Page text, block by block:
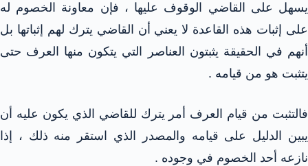
يسهل على القاضي الوقوف عليها ، فإن معاونة الخصوم له
على إثبات هذه القاعدة لا يعني أن القاضي يترك لهم إثباتها بل
أنهم في الحقيقة يثبتون العناصر التي يتكون منها العرف حتى
يتثبت هو من قيامه .
فالتثبت من قيام العرف أمر يترك للقاضي الذي يكون عليه أن
يبين الدليل على قيامه والمصدر الذي استقر منه ذلك ، إذا
نازعه أحد الخصوم في وجوده .